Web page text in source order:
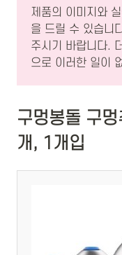
제품의 이미지와
을 드릴 수 있습니
주시기 바랍니다.
으로 이러한 일이
구멍봉돌 구
개, 1개입